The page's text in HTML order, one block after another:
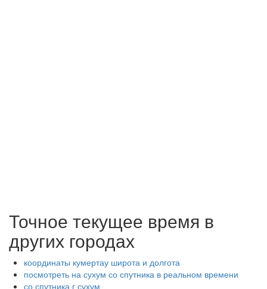
Точное текущее время в
других городах
координаты кумертау широта и долгота
посмотреть на сухум со спутника в реальном времени
со спутника г сухум